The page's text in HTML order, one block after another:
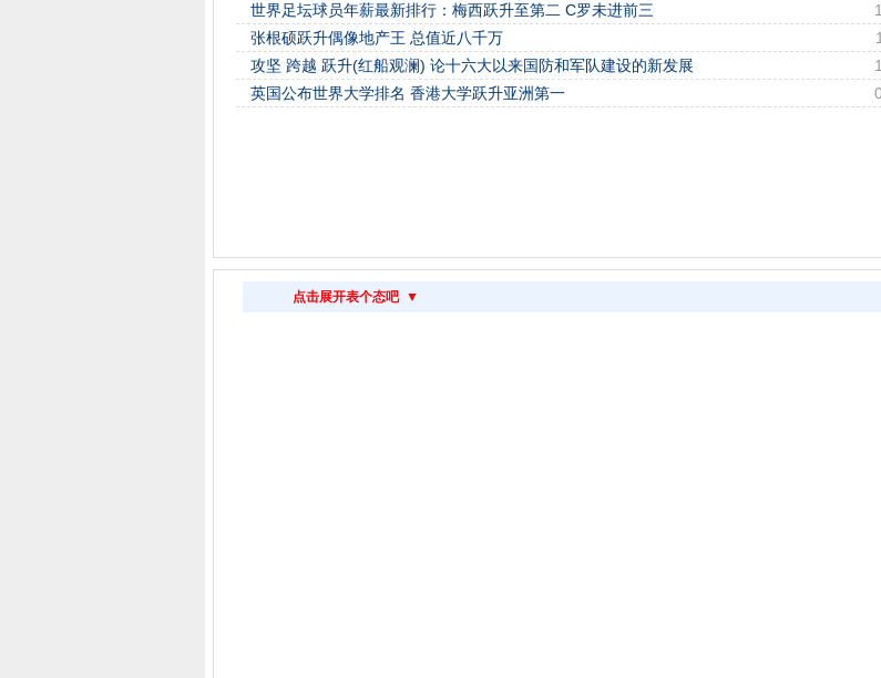
世界足坛球员年薪最新排行：梅西跃升至第二 C罗未进前三
张根硕跃升偶像地产王 总值近八千万
攻坚 跨越 跃升(红船观澜) 论十六大以来国防和军队建设的新发展
英国公布世界大学排名 香港大学跃升亚洲第一
点击展开表个态吧 ▼